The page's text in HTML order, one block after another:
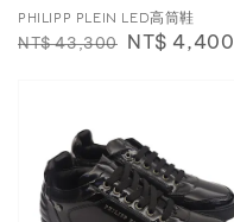
PHILIPP PLEIN LED高筒鞋
Regular
NT$ 43,300 Sale
NT$ 4,400